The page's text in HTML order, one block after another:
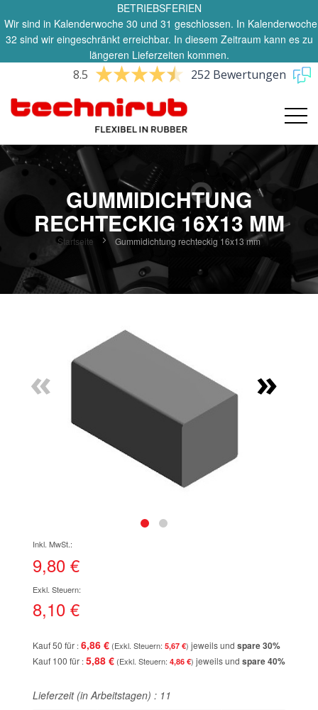
BETRIEBSFERIEN
Wir sind in Kalenderwoche 30 und 31 geschlossen. In Kalenderwoche
32 sind wir eingeschränkt erreichbar. In diesem Zeitraum kann es zu
längeren Lieferzeiten kommen.
8.5 252 Bewertungen
GUMMIDICHTUNG
RECHTECKIG 16X13 MM
Startseite Gummidichtung rechteckig 16x13 mm
Bildgalerie
springen
« »
der
Bildgalerie
9,80 €
8,10 €
Kauf 50 für 6,86 € 5,67 € jeweils und spare30%
Kauf 100 für 5,88 € 4,86 € jeweils und spare40%
Lieferzeit (in Arbeitstagen) : 11